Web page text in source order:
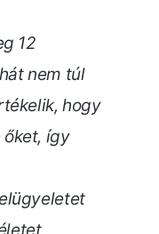
12
nem túl
hogy
őket, így